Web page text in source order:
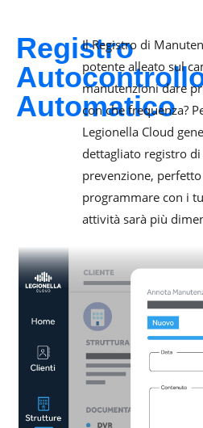
Registro
Automatico​
Il Registro di
potente alleato sul
manutenzioni dare
con che frequenza?
Legionella Cloud
dettagliato registro
prevenzione,
programmare con i
attività sarà più